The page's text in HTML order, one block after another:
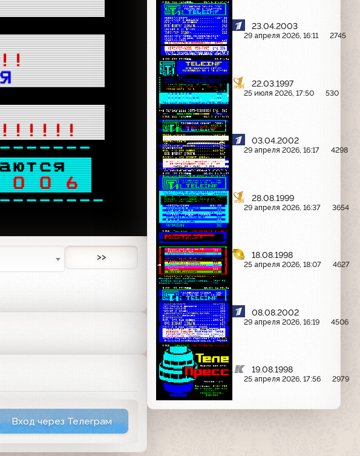
!
ГОДОМ
!!!
0 0 6
>>
Вход через Телеграм
23.04.2003
29 апреля 2026, 16:11 2745
22.03.1997
25 июля 2026, 17:50 530
03.04.2002
29 апреля 2026, 16:17 4298
28.08.1999
29 апреля 2026, 16:37 3654
18.08.1998
25 апреля 2026, 18:07 4627
08.08.2002
29 апреля 2026, 16:19 4506
19.08.1998
25 апреля 2026, 17:56 2979